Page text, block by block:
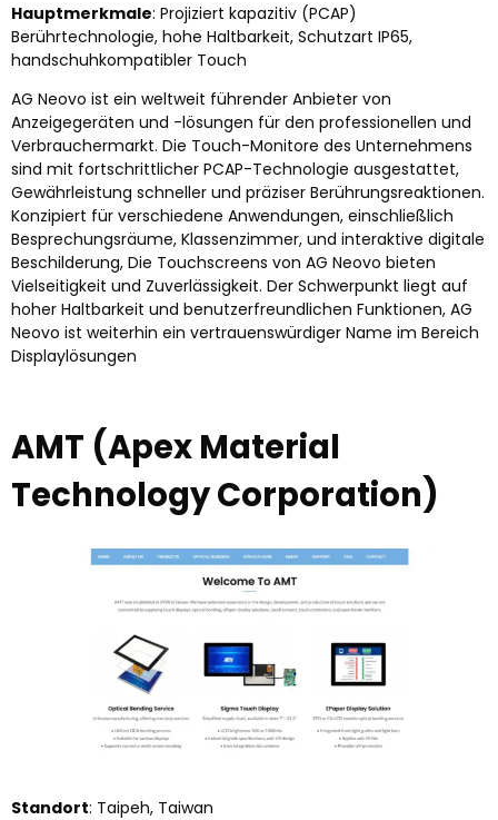
Hauptmerkmale: Projiziert kapazitiv (PCAP)
Berührtechnologie, hohe Haltbarkeit, Schutzart IP65,
handschuhkompatibler Touch
AG Neovo ist ein weltweit führender Anbieter von
Anzeigegeräten und -lösungen für den professionellen und
Verbrauchermarkt. Die Touch-Monitore des Unternehmens
sind mit fortschrittlicher PCAP-Technologie ausgestattet,
Gewährleistung schneller und präziser Berührungsreaktionen.
Konzipiert für verschiedene Anwendungen, einschließlich
Besprechungsräume, Klassenzimmer, und interaktive digitale
Beschilderung, Die Touchscreens von AG Neovo bieten
Vielseitigkeit und Zuverlässigkeit. Der Schwerpunkt liegt auf
hoher Haltbarkeit und benutzerfreundlichen Funktionen, AG
Neovo ist weiterhin ein vertrauenswürdiger Name im Bereich
Displaylösungen
AMT (Apex Material
Technology Corporation)
Standort: Taipeh, Taiwan